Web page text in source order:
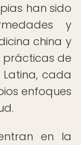
han sido
y
china y
prácticas de
cada
enfoques
en la